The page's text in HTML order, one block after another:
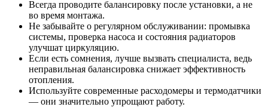
Всегда проводите балансировку после установки, а не
во время монтажа.
Не забывайте о регулярном обслуживании: промывка
системы, проверка насоса и состояния радиаторов
улучшат циркуляцию.
Если есть сомнения, лучше вызвать специалиста, ведь
неправильная балансировка снижает эффективность
отопления.
Используйте современные расходомеры и термодатчики
— они значительно упрощают работу.